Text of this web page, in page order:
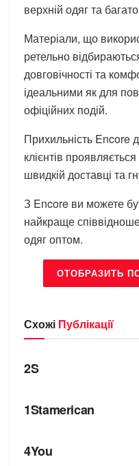
верхній одяг та
Матеріали, що
ретельно
довговічності та
ідеальними як для
офіційних подій.
Прихильність Encore
клієнтів
швидкій доставці та
З Encore ви можете
найкраще
одяг оптом.
ОТОБРАЗИТЬ
Схожі Публікації
БРЕНДИ
2S
1Stamerican
4You